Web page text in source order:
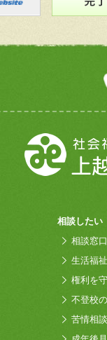
相談したい
相談窓口
生活福
権利を
不登校
苦情相談